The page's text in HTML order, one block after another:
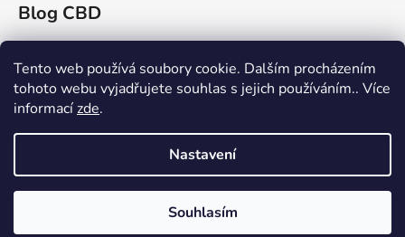
Tento web používá soubory cookie. Dalším procházením
tohoto webu vyjadřujete souhlas s jejich používáním.. Více
informacízde.
Nastavení
Souhlasím
Blog CBD
Ostravě
CBD a Jeho Účinky na Žilní Systém: Co Říká
Věda?
Rick Simpson: Průkopník v Léčbě Konopím
Vytvořil Shoptet